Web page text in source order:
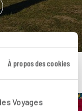
À propos des cookies
Voyages